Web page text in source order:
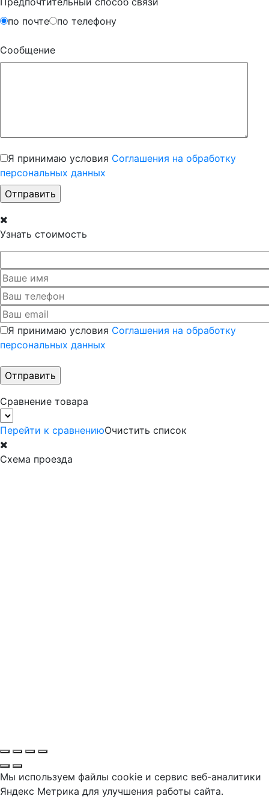
по почте
по телефону
Сообщение
Я принимаю условия Соглашения на обработку
персональных данных
Узнать стоимость
Я принимаю условия Соглашения на обработку
персональных данных
Сравнение товара
Перейти к сравнениюОчистить список
Схема проезда
Мы используем файлы cookie и сервис веб-аналитики
Яндекс Метрика для улучшения работы сайта.